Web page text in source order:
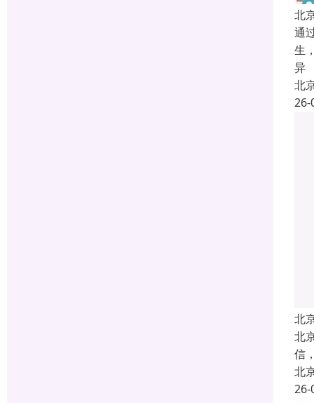
北
通
生
异
北
26-
北
北
信
北
26-